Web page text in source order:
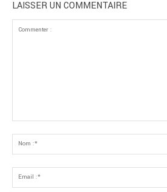
LAISSER UN COMMENTAIRE